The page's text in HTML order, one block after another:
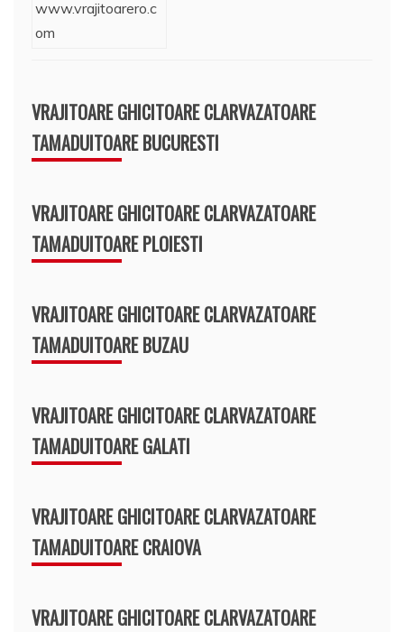
VRAJITOARE GHICITOARE CLARVAZATOARE
TAMADUITOARE BUCURESTI
VRAJITOARE GHICITOARE CLARVAZATOARE
TAMADUITOARE PLOIESTI
VRAJITOARE GHICITOARE CLARVAZATOARE
TAMADUITOARE BUZAU
VRAJITOARE GHICITOARE CLARVAZATOARE
TAMADUITOARE GALATI
VRAJITOARE GHICITOARE CLARVAZATOARE
TAMADUITOARE CRAIOVA
VRAJITOARE GHICITOARE CLARVAZATOARE